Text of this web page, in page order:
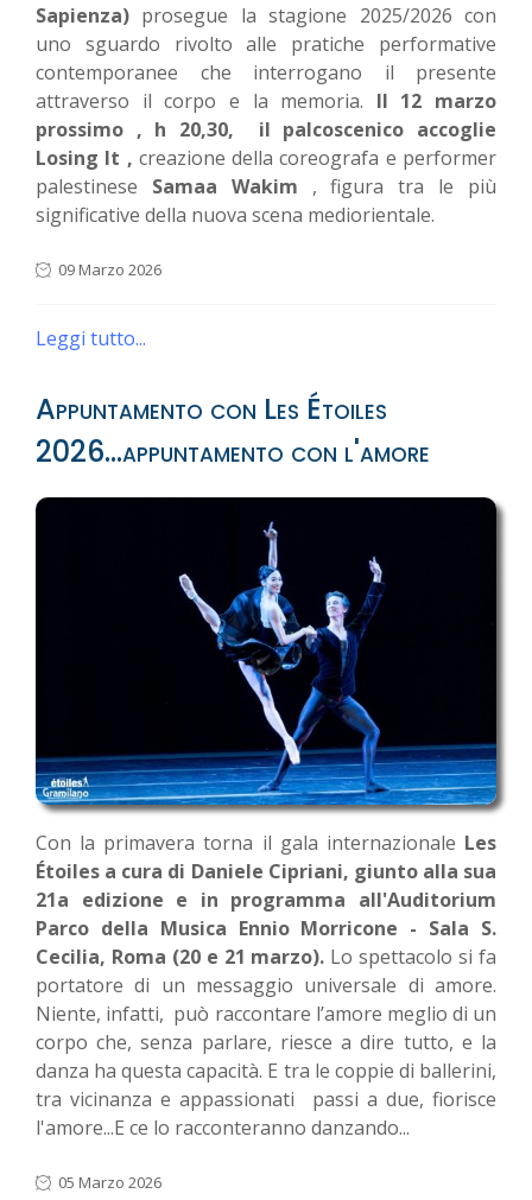
Sapienza) prosegue la stagione 2025/2026 con
uno sguardo rivolto alle pratiche performative
contemporanee che interrogano il presente
attraverso il corpo e la memoria. Il 12 marzo
prossimo , h 20,30, il palcoscenico accoglie
Losing It , creazione della coreografa e performer
palestinese Samaa Wakim , figura tra le più
significative della nuova scena mediorientale.
09 Marzo 2026
Leggi tutto...
Appuntamento con Les Étoiles
2026...appuntamento con l'amore
Con la primavera torna il gala internazionale Les
Étoiles a cura di Daniele Cipriani, giunto alla sua
21a edizione e in programma all'Auditorium
Parco della Musica Ennio Morricone - Sala S.
Cecilia, Roma (20 e 21 marzo). Lo spettacolo si fa
portatore di un messaggio universale di amore.
Niente, infatti, può raccontare l’amore meglio di un
corpo che, senza parlare, riesce a dire tutto, e la
danza ha questa capacità. E tra le coppie di ballerini,
tra vicinanza e appassionati passi a due, fiorisce
l'amore...E ce lo racconteranno danzando...
05 Marzo 2026